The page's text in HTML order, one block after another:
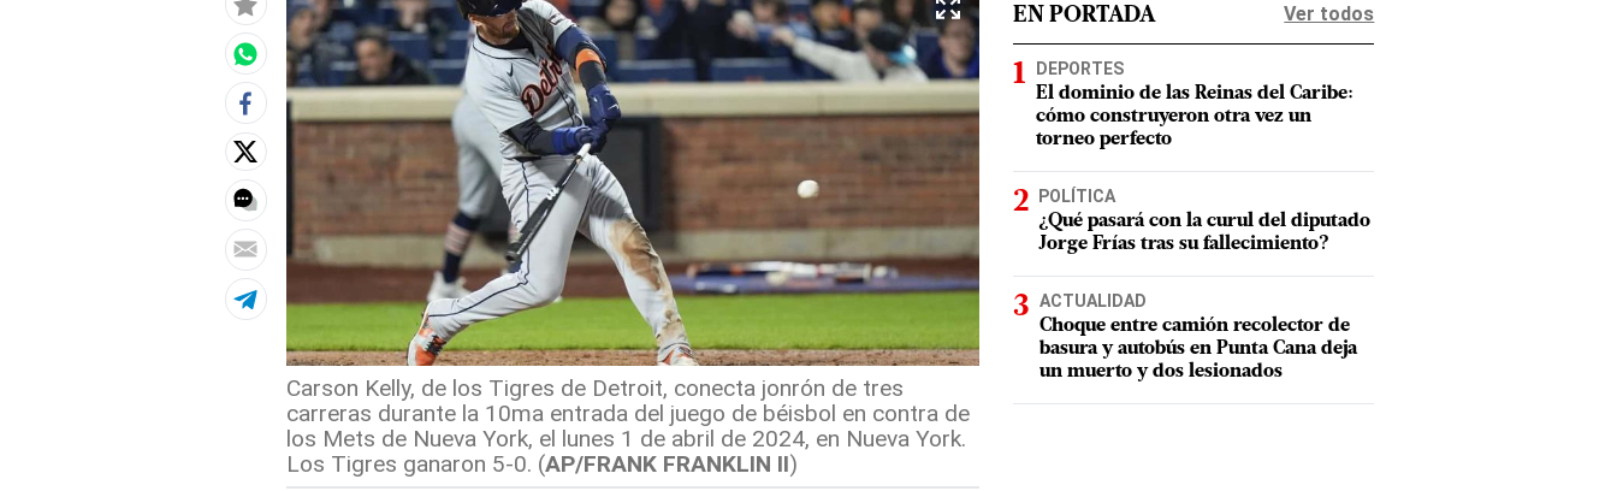
Carson Kelly, de los Tigres de Detroit, conecta jonrón de tres
carreras durante la 10ma entrada del juego de béisbol en contra de
los Mets de Nueva York, el lunes 1 de abril de 2024, en Nueva York.
Los Tigres ganaron 5-0. (AP/FRANK FRANKLIN II)
EN PORTADA Ver todos
DEPORTES
El dominio de las Reinas del Caribe:
cómo construyeron otra vez un
torneo perfecto
POLÍTICA
¿Qué pasará con la curul del diputado
Jorge Frías tras su fallecimiento?
ACTUALIDAD
Choque entre camión recolector de
basura y autobús en Punta Cana deja
un muerto y dos lesionados